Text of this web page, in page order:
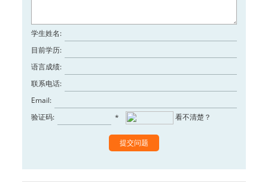
学生姓名:
目前学历:
语言成绩:
联系电话:
Email:
验证码:
看不清楚？
*